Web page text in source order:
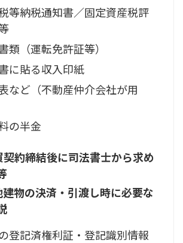
等納税通知書／固定資産税評
類（運転免許証等）
に貼る収入印紙
など（不動産仲介会社が用
の半金
約締結後に司法書士から求め
物の決済・引渡し時に必要な
登記済権利証・登記識別情報